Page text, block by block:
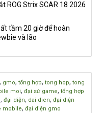
ROG Strix SCAR 18 2026
tầm 20 giờ để hoàn
và lão
, gmo, tổng hợp, tong hop, tong
moi, đại sứ game, tổng hợp
, đại diện, dai dien, đại diện
mobile, đại diện gmo